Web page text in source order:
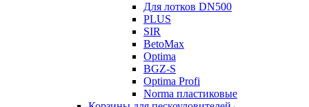
Для лотков DN500
PLUS
SIR
BetoMax
Optima
BGZ-S
Optima Profi
Norma пластиковые